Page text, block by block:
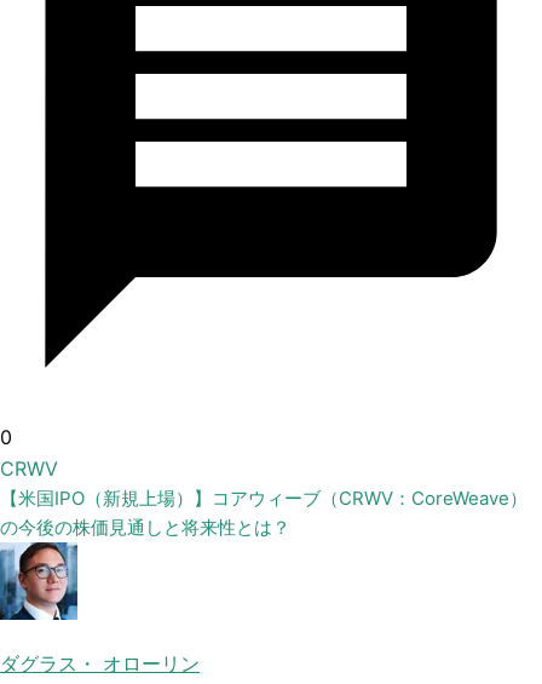
0
CRWV
【米国IPO（新規上場）】コアウィーブ（CRWV：CoreWeave）
の今後の株価見通しと将来性とは？
ダグラス・ オローリン